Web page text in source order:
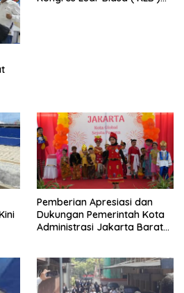
Pemberian Apresiasi dan
Dukungan Pemerintah Kota
Administrasi Jakarta Barat
Jelajah Sahabat Perempuan
dan Anak ( SAPA )